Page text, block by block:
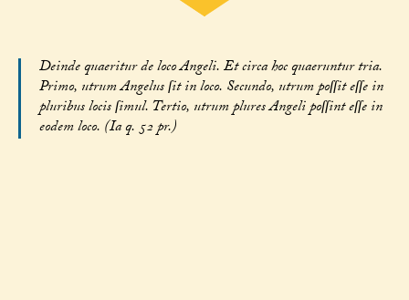
Deinde quaeritur de loco Angeli. Et circa hoc quaeruntur tria.
Primo, utrum Angelus ſit in loco. Secundo, utrum poſſit eſſe in
pluribus locis ſimul. Tertio, utrum plures Angeli poſſint eſſe in
eodem loco. (Ia q. 52 pr.)